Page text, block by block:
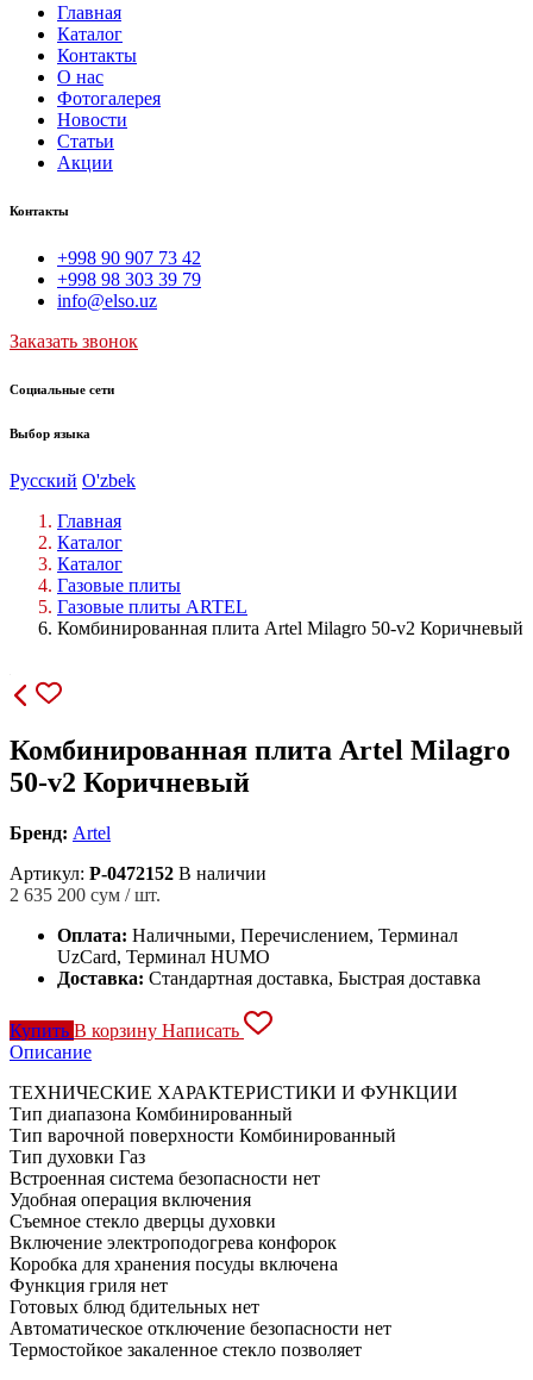
Главная
Каталог
Контакты
О нас
Фотогалерея
Новости
Статьи
Акции
Контакты
+998 90 907 73 42
+998 98 303 39 79
info@elso.uz
Заказать звонок
Социальные сети
Выбор языка
Русский O'zbek
Главная
Каталог
Каталог
Газовые плиты
Газовые плиты ARTEL
Комбинированная плита Artel Milagro 50-v2 Коричневый
Комбинированная плита Artel Milagro
50-v2 Коричневый
Бренд: Artel
Артикул: P-0472152 В наличии
2 635 200 сум / шт.
Оплата: Наличными, Перечислением, Терминал
UzCard, Терминал HUMO
Доставка: Стандартная доставка, Быстрая доставка
Купить В корзину Написать
Описание
ТЕХНИЧЕСКИЕ ХАРАКТЕРИСТИКИ И ФУНКЦИИ
Тип диапазона Комбинированный
Тип варочной поверхности Комбинированный
Тип духовки Газ
Встроенная система безопасности нет
Удобная операция включения
Съемное стекло дверцы духовки
Включение электроподогрева конфорок
Коробка для хранения посуды включена
Функция гриля нет
Готовых блюд бдительных нет
Автоматическое отключение безопасности нет
Термостойкое закаленное стекло позволяет